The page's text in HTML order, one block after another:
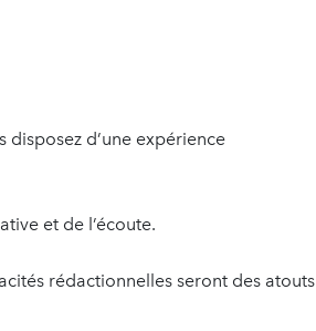
d’une expérience
et de l’écoute.
rédactionnelles seront des atouts